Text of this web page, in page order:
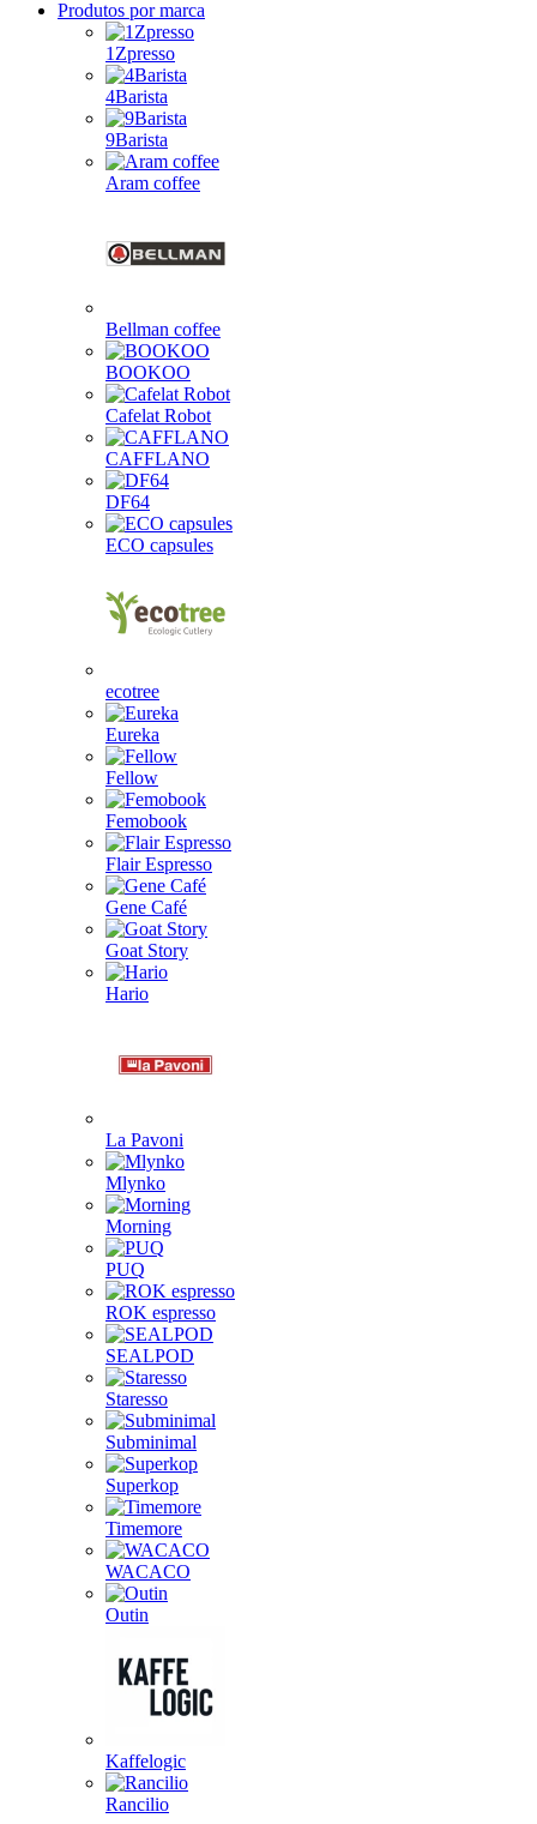
Produtos por marca
1Zpresso
4Barista
9Barista
Aram coffee
Bellman coffee
BOOKOO
Cafelat Robot
CAFFLANO
DF64
ECO capsules
ecotree
Eureka
Fellow
Femobook
Flair Espresso
Gene Café
Goat Story
Hario
La Pavoni
Mlynko
Morning
PUQ
ROK espresso
SEALPOD
Staresso
Subminimal
Superkop
Timemore
WACACO
Outin
Kaffelogic
Rancilio